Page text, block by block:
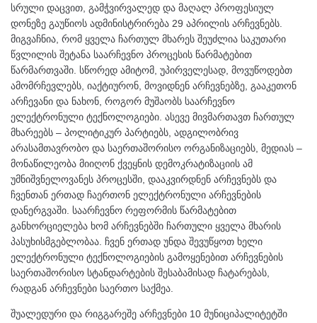
სრული დაცვით, გამჭვირვალედ და მაღალ პროფესიულ
დონეზე გაუწიოს ადმინისტრირება 29 აპრილის არჩევნებს.
მიგვაჩნია, რომ ყველა ჩართულ მხარეს შეუძლია საკუთარი
წვლილის შეტანა საარჩევნო პროცესის წარმატებით
წარმართვაში. სწორედ ამიტომ, უპირველესად, მოვუწოდებთ
ამომრჩევლებს, იაქტიურონ, მოვიდნენ არჩევნებზე, გააკეთონ
არჩევანი და ნახონ, როგორ მუშაობს საარჩევნო
ელექტრონული ტექნოლოგიები. ასევე მივმართავთ ჩართულ
მხარეებს – პოლიტიკურ პარტიებს, ადგილობრივ
არასამთავრობო და საერთაშორისო ორგანიზაციებს, მედიას –
მონაწილეობა მიიღონ ქვეყნის დემოკრატიზაციის ამ
უმნიშვნელოვანეს პროცესში, დააკვირდნენ არჩევნებს და
ჩვენთან ერთად ჩაერთონ ელექტრონული არჩევნების
დანერგვაში. საარჩევნო რეფორმის წარმატებით
განხორციელება ხომ არჩევნებში ჩართული ყველა მხარის
პასუხისმგებლობაა. ჩვენ ერთად უნდა შევუწყოთ ხელი
ელექტრონული ტექნოლოგიების გამოყენებით არჩევნების
საერთაშორისო სტანდარტების შესაბამისად ჩატარებას,
რადგან არჩევნები საერთო საქმეა.
შუალედური და რიგგარეშე არჩევნები 10 მუნიციპალიტეტში